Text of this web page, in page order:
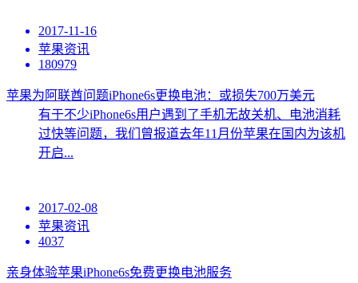
2017-11-16
苹果资讯
180979
苹果为阿联酋问题iPhone6s更换电池：或损失700万美元
有于不少iPhone6s用户遇到了手机无故关机、电池消耗
过快等问题，我们曾报道去年11月份苹果在国内为该机
开启...
2017-02-08
苹果资讯
4037
亲身体验苹果iPhone6s免费更换电池服务